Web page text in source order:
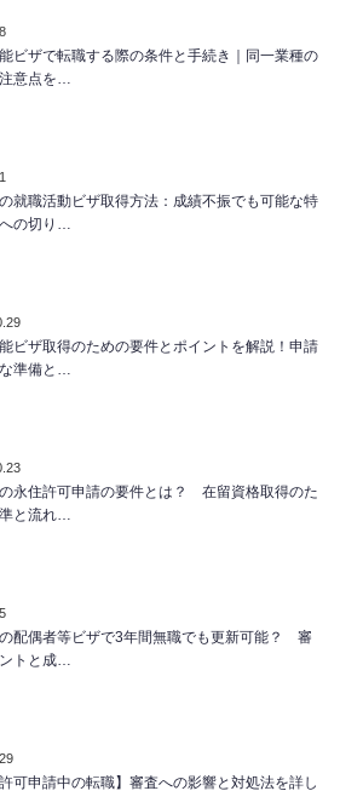
ビザで転職する際の条件と手続き｜同一業種の
意点を…
就職活動ビザ取得方法：成績不振でも可能な特
の切り…
ビザ取得のための要件とポイントを解説！申請
準備と…
永住許可申請の要件とは？ 在留資格取得のた
と流れ…
配偶者等ビザで3年間無職でも更新可能？ 審
トと成…
許可申請中の転職】審査への影響と対処法を詳し